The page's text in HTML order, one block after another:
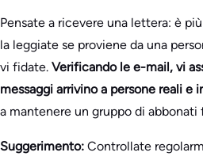
Pensate a ricevere una lettera: è
la leggiate se proviene da una
vi fidate. Verificando le e-mail, vi
messaggi arrivino a persone reali e
a mantenere un gruppo di
Suggerimento: Controllate